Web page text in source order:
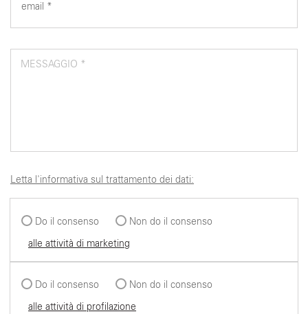
MESSAGGIO *
Letta l'informativa sul trattamento dei dati:
Do il consenso
Non do il consenso
alle attività di marketing
Do il consenso
Non do il consenso
alle attività di profilazione